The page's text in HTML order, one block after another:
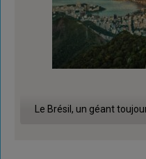
Le Brésil, un géant